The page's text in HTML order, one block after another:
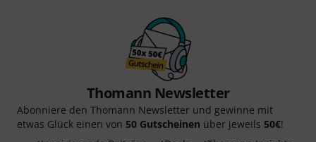
Thomann Newsletter
Abonniere den Thomann Newsletter und gewinne mit
etwas Glück einen von 50 Gutscheinen über jeweils 50€!